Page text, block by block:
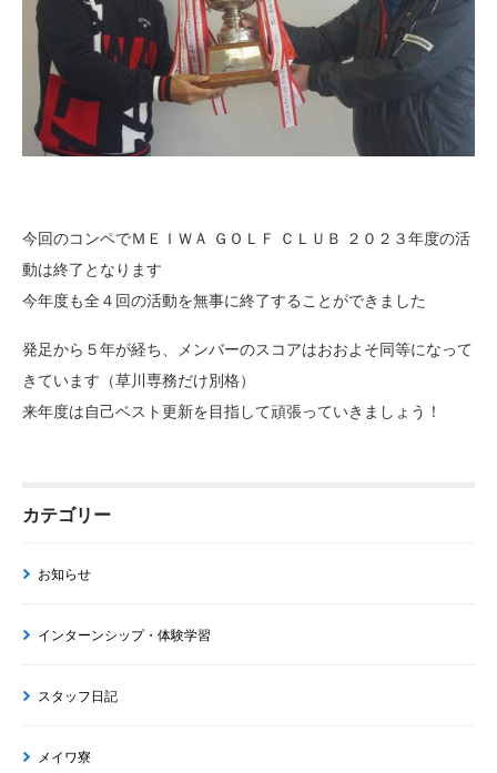
今回のコンペでＭＥＩＷＡ ＧＯＬＦ ＣＬＵＢ ２０２３年度の活
動は終了となります
今年度も全４回の活動を無事に終了することができました
発足から５年が経ち、メンバーのスコアはおおよそ同等になって
きています（草川専務だけ別格）
来年度は自己ベスト更新を目指して頑張っていきましょう！
カテゴリー
お知らせ
インターンシップ・体験学習
スタッフ日記
メイワ寮